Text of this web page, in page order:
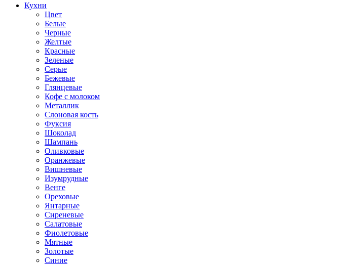
Кухни
Цвет
Белые
Черные
Желтые
Красные
Зеленые
Серые
Бежевые
Глянцевые
Кофе с молоком
Металлик
Слоновая кость
Фуксия
Шоколад
Шампань
Оливковые
Оранжевые
Вишневые
Изумрудные
Венге
Ореховые
Янтарные
Сиреневые
Салатовые
Фиолетовые
Мятные
Золотые
Синие